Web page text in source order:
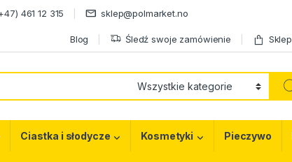
461 12 315 sklep@polmarket.no
Blog Śledź swoje zamówienie Sklep
Ciastka i słodycze Kosmetyki Pieczywo